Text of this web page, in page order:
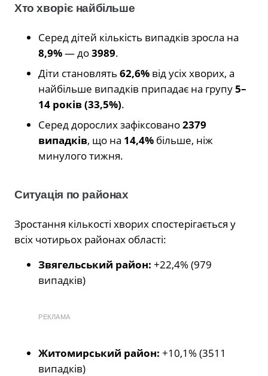
Хто хворіє найбільше
Серед дітей кількість випадків зросла на
8,9%— до3989.
Діти становлять 62,6% від усіх хворих, а
найбільше випадків припадає на групу5–
14 років (33,5%).
Серед дорослих зафіксовано2379
випадків, що на 14,4% більше, ніж
минулого тижня.
Ситуація по районах
Зростання кількості хворих спостерігається у
всіх чотирьох районах області:
Звягельський район: +22,4% (979
випадків)
РЕКЛАМА
Житомирський район: +10,1% (3511
випадків)